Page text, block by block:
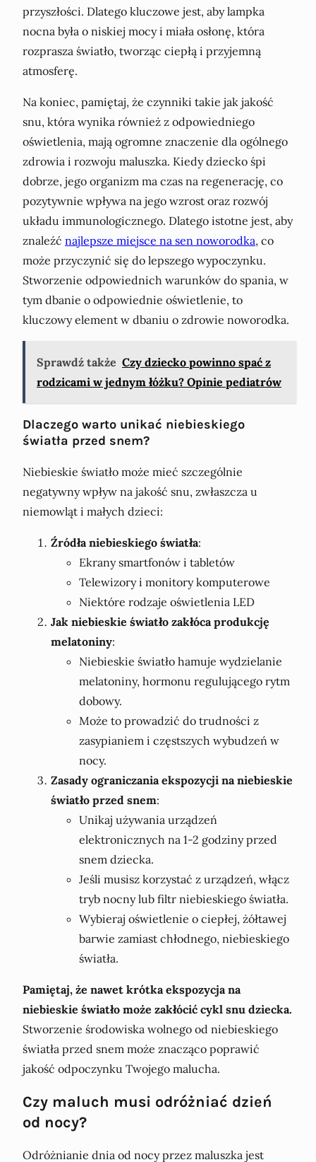
przyszłości. Dlatego kluczowe jest, aby lampka
nocna była o niskiej mocy i miała osłonę, która
rozprasza światło, tworząc ciepłą i przyjemną
atmosferę.
Na koniec, pamiętaj, że czynniki takie jak jakość
snu, która wynika również z odpowiedniego
oświetlenia, mają ogromne znaczenie dla ogólnego
zdrowia i rozwoju maluszka. Kiedy dziecko śpi
dobrze, jego organizm ma czas na regenerację, co
pozytywnie wpływa na jego wzrost oraz rozwój
układu immunologicznego. Dlatego istotne jest, aby
znaleźć najlepsze miejsce na sen noworodka, co
może przyczynić się do lepszego wypoczynku.
Stworzenie odpowiednich warunków do spania, w
tym dbanie o odpowiednie oświetlenie, to
kluczowy element w dbaniu o zdrowie noworodka.
Sprawdź także Czy dziecko powinno spać z
rodzicami w jednym łóżku? Opinie pediatrów
Dlaczego warto unikać niebieskiego
światła przed snem?
Niebieskie światło może mieć szczególnie
negatywny wpływ na jakość snu, zwłaszcza u
niemowląt i małych dzieci:
Źródła niebieskiego światła:
Ekrany smartfonów i tabletów
Telewizory i monitory komputerowe
Niektóre rodzaje oświetlenia LED
Jak niebieskie światło zakłóca produkcję
melatoniny:
Niebieskie światło hamuje wydzielanie
melatoniny, hormonu regulującego rytm
dobowy.
Może to prowadzić do trudności z
zasypianiem i częstszych wybudzeń w
nocy.
Zasady ograniczania ekspozycji na niebieskie
światło przed snem:
Unikaj używania urządzeń
elektronicznych na 1-2 godziny przed
snem dziecka.
Jeśli musisz korzystać z urządzeń, włącz
tryb nocny lub filtr niebieskiego światła.
Wybieraj oświetlenie o ciepłej, żółtawej
barwie zamiast chłodnego, niebieskiego
światła.
Pamiętaj, że nawet krótka ekspozycja na
niebieskie światło może zakłócić cykl snu dziecka.
Stworzenie środowiska wolnego od niebieskiego
światła przed snem może znacząco poprawić
jakość odpoczynku Twojego malucha.
Czy maluch musi odróżniać dzień
od nocy?
Odróżnianie dnia od nocy przez maluszka jest